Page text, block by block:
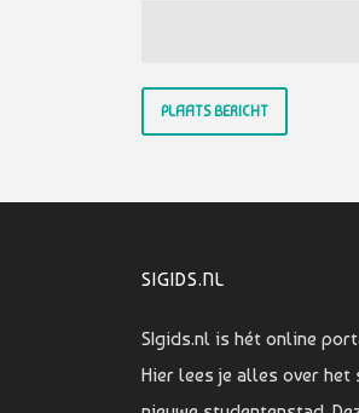
SIGIDS.NL
SIgids.nl is hét online
Hier lees je alles over het